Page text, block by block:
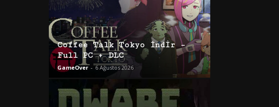
Coffee Talk Tokyo İndir –
Full PC + DLC
GameOver - 6 Ağustos 2026